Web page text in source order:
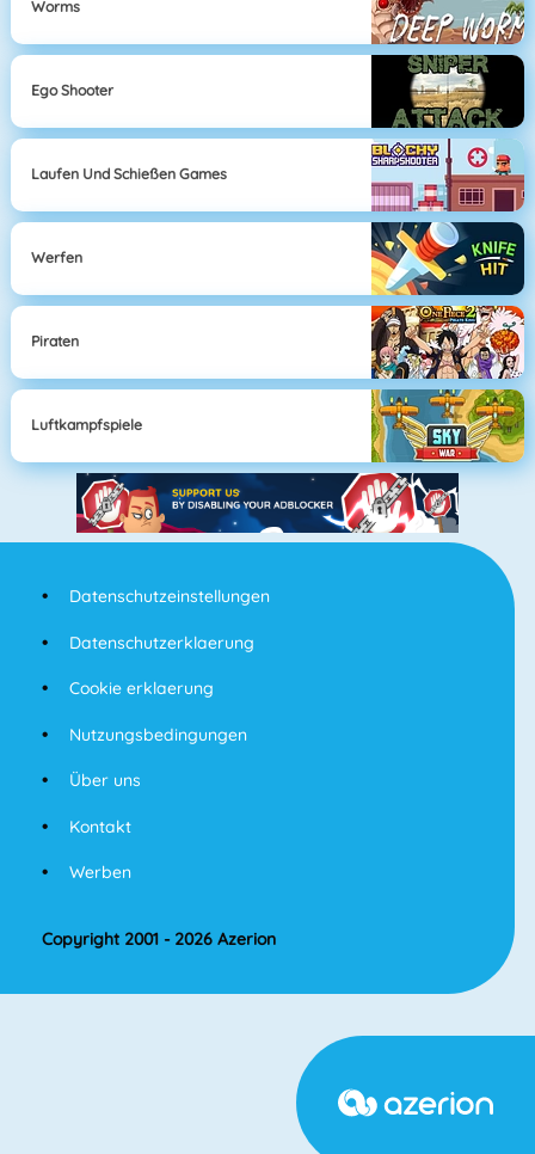
Worms
Ego Shooter
Laufen Und Schießen Games
Werfen
Piraten
Luftkampfspiele
Datenschutzeinstellungen
Datenschutzerklaerung
Cookie erklaerung
Nutzungsbedingungen
Über uns
Kontakt
Werben
Copyright 2001 - 2026 Azerion